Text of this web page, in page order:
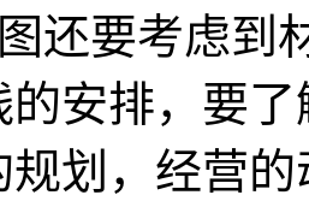
还要考虑到
的安排，要
规划，经营的